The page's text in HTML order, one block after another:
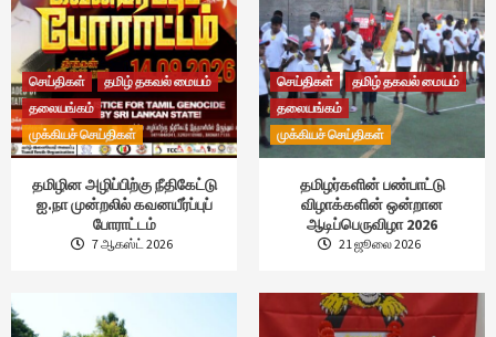
செய்திகள்
தமிழ் தகவல் மையம்
தலையங்கம்
முக்கியச் செய்திகள்
தமிழின அழிப்பிற்கு நீதிகேட்டு
ஐ.நா முன்றலில் கவனயீர்ப்புப்
போராட்டம்
7 ஆகஸ்ட் 2026
செய்திகள்
தமிழ் தகவல் மையம்
தலையங்கம்
முக்கியச் செய்திகள்
தமிழர்களின் பண்பாட்டு
விழாக்களின் ஒன்றான
ஆடிப்பெருவிழா 2026
21 ஜூலை 2026